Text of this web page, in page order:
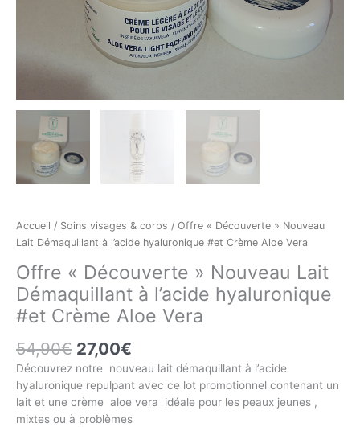
Accueil / Soins visages & corps / Offre « Découverte » Nouveau
Lait Démaquillant à l’acide hyaluronique #et Crème Aloe Vera
Offre « Découverte » Nouveau Lait
Démaquillant à l’acide hyaluronique
#et Crème Aloe Vera
54,90€ Le
prix
initial
était :
54,90€.
27,00€
prix
actuel
est :
27,00€.
Découvrez notre nouveau lait démaquillant à l’acide
hyaluronique repulpant avec ce lot promotionnel contenant un
lait et une crème aloe vera idéale pour les peaux jeunes ,
mixtes ou à problèmes